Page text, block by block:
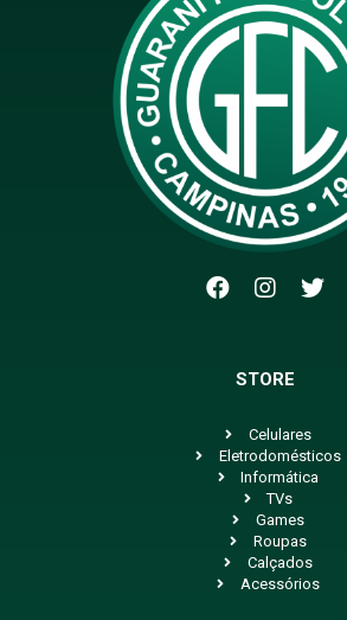
STORE
Celulares
Eletrodomésticos
Informática
TVs
Games
Roupas
Calçados
Acessórios